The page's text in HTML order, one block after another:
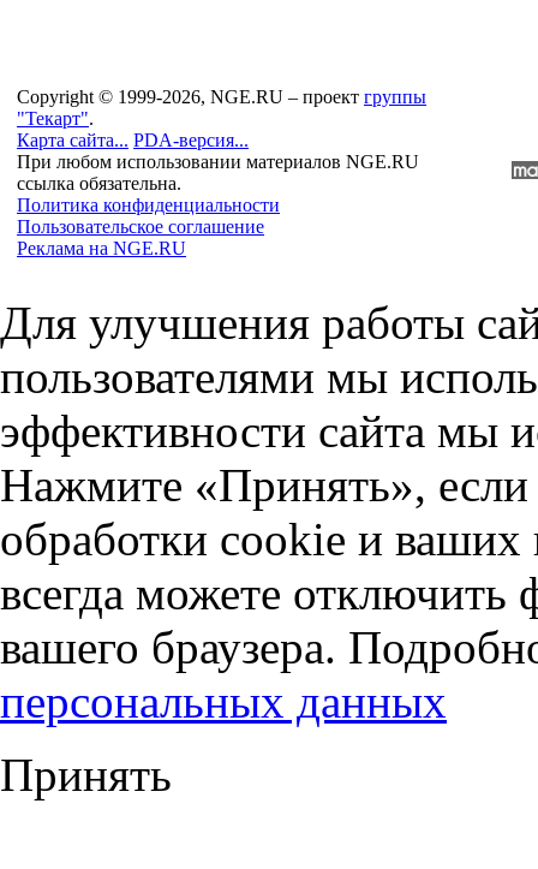
Copyright © 1999-2026, NGE.RU – проект группы
"Текарт".
Карта сайта... PDA-версия...
При любом использовании материалов NGE.RU
ссылка обязательна.
Политика конфиденциальности
Пользовательское соглашение
Реклама на NGE.RU
Для улучшения работы
пользователями мы
эффективности сайта мы
Нажмите «Принять», если
обработки cookie и
всегда можете отключить
вашего браузера.
персональных данных
Принять